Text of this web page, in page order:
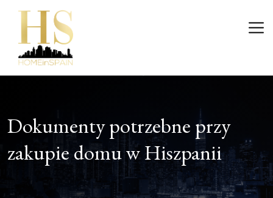
Dokumenty potrzebne przy
zakupie domu w Hiszpanii